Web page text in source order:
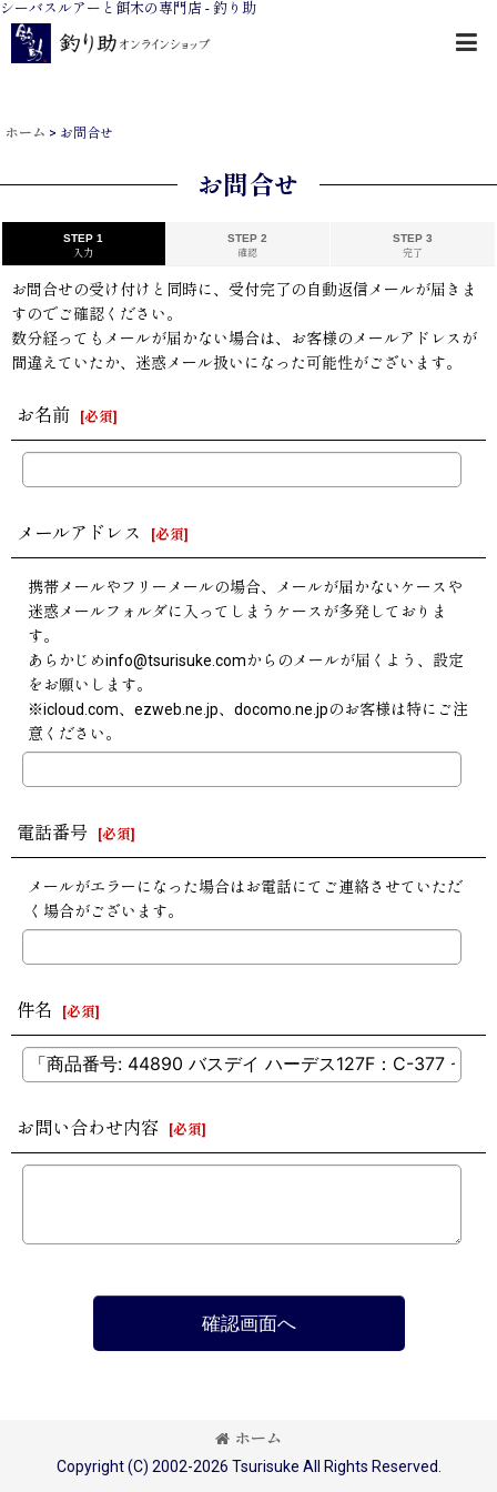
シーバスルアーと餌木の専門店 - 釣り助
ホーム > お問合せ
お問合せ
STEP 1
入力
STEP 2
確認
STEP 3
完了
お問合せの受け付けと同時に、受付完了の自動返信メールが届きま
すのでご確認ください。
数分経ってもメールが届かない場合は、お客様のメールアドレスが
間違えていたか、迷惑メール扱いになった可能性がございます。
お名前 [必須]
メールアドレス [必須]
携帯メールやフリーメールの場合、メールが届かないケースや
迷惑メールフォルダに入ってしまうケースが多発しておりま
す。
あらかじめinfo@tsurisuke.comからのメールが届くよう、設定
をお願いします。
※icloud.com、ezweb.ne.jp、docomo.ne.jpのお客様は特にご注
意ください。
電話番号 [必須]
メールがエラーになった場合はお電話にてご連絡させていただ
く場合がございます。
件名 [必須]
お問い合わせ内容 [必須]
確認画面へ
ホーム
Copyright (C) 2002-2026 Tsurisuke All Rights Reserved.